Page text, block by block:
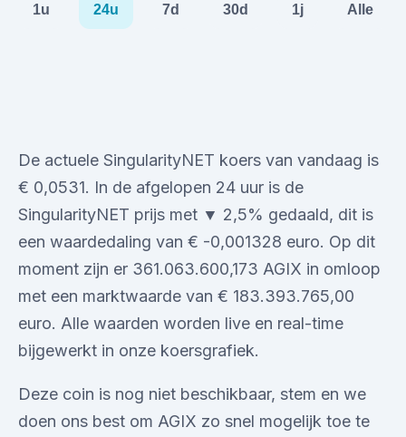
1u 24u 7d 30d 1j Alle
De actuele SingularityNET koers van vandaag is
€ 0,0531. In de afgelopen 24 uur is de
SingularityNET prijs met ▼ 2,5% gedaald, dit is
een waardedaling van € -0,001328 euro. Op dit
moment zijn er 361.063.600,173 AGIX in omloop
met een marktwaarde van € 183.393.765,00
euro. Alle waarden worden live en real-time
bijgewerkt in onze koersgrafiek.
Deze coin is nog niet beschikbaar, stem en we
doen ons best om AGIX zo snel mogelijk toe te